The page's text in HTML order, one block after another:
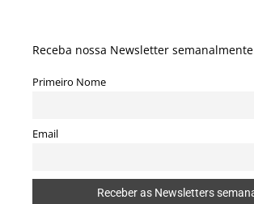
Receba nossa Newsletter semanalmente
Primeiro Nome
Email